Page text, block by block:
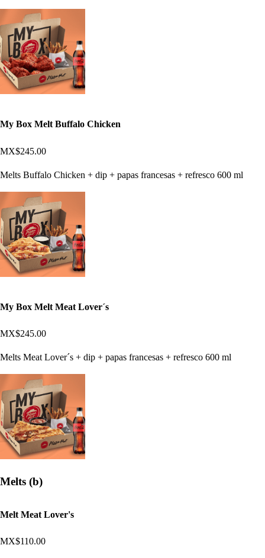
My Box Melt Buffalo Chicken
MX$245.00
Melts Buffalo Chicken + dip + papas francesas + refresco 600 ml
My Box Melt Meat Lover´s
MX$245.00
Melts Meat Lover´s + dip + papas francesas + refresco 600 ml
Melts (b)
Melt Meat Lover's
MX$110.00